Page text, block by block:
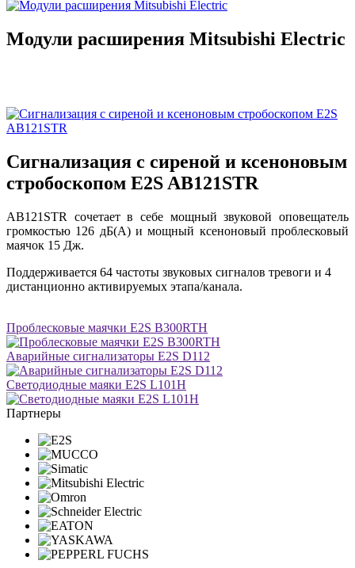
Модули расширения Mitsubishi Electric
Сигнализация с сиреной и ксеноновым
стробоскопом E2S AB121STR
AB121STR сочетает в себе мощный звуковой оповещатель
громкостью 126 дБ(A) и мощный ксеноновый проблесковый
маячок 15 Дж.
Поддерживается 64 частоты звуковых сигналов тревоги и 4
дистанционно активируемых этапа/канала.
Проблесковые маячки E2S B300RTH
Аварийные сигнализаторы E2S D112
Светодиодные маяки E2S L101H
Партнеры